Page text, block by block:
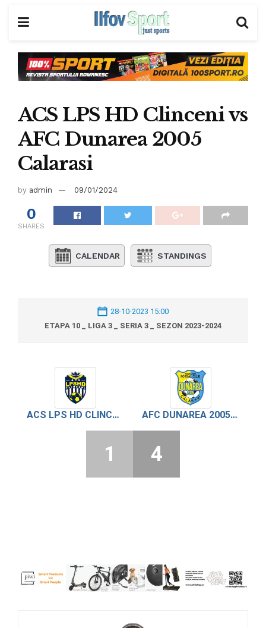
ACS LPS HD Clinceni vs
AFC Dunarea 2005
Calarasi
by admin 09/01/2024
0
SHARES
CALENDAR STANDINGS
28-10-2023 15:00
ETAPA 10 _ LIGA 3 _ SERIA 3 _ SEZON 2023-2024
ACS LPS HD CLINCENI AFC DUNAREA 2005 CALARASI
1 4